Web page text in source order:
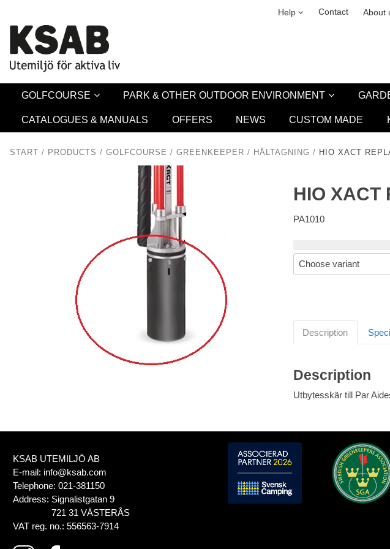
Help
Security & cookies Contact About
Leasing
GOLFCOURSE PARK & OTHER OUTDOOR ENVIRONMENT
CATALOGUES & MANUALS OFFERS NEWS CUSTOM MADE
START / PRODUCTS / GOLFCOURSE / GREENKEEPER / HÅLTAGNING / HIO XACT
HIO XACT
PA1010
Description
Description
Utbytesskär till Par
KSAB UTEMILJÖ AB
E-mail: info@ksab.com
Telephone: 021-381150
Address: Signalistgatan 9
721 31 VÄSTERÅS
VAT reg. no.: 556563-7914